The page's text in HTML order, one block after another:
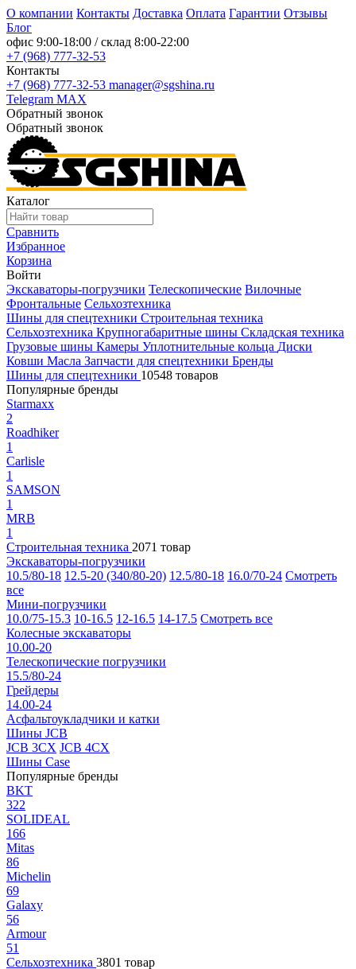
О компании Контакты Доставка Оплата Гарантии Отзывы
Блог
офис 9:00-18:00 / склад 8:00-22:00
+7 (968) 777-32-53
Контакты
+7 (968) 777-32-53 manager@sgshina.ru
Telegram MAX
Обратный звонок
Обратный звонок
Каталог
Сравнить
Избранное
Корзина
Войти
Экскаваторы-погрузчики Телескопические Вилочные
Фронтальные Сельхозтехника
Шины для спецтехники Строительная техника
Сельхозтехника Крупногабаритные шины Складская техника
Грузовые шины Камеры Уплотнительные кольца Диски
Ковши Масла Запчасти для спецтехники Бренды
Шины для спецтехники 10548 товаров
Популярные бренды
Starmaxx
2
Roadhiker
1
Carlisle
1
SAMSON
1
MRB
1
Строительная техника 2071 товар
Экскаваторы-погрузчики
10.5/80-18 12.5-20 (340/80-20) 12.5/80-18 16.0/70-24 Смотреть
все
Мини-погрузчики
10.0/75-15.3 10-16.5 12-16.5 14-17.5 Смотреть все
Колесные экскаваторы
10.00-20
Телескопические погрузчики
15.5/80-24
Грейдеры
14.00-24
Асфальтоукладчики и катки
Шины JCB
JCB 3CX JCB 4CX
Шины Case
Популярные бренды
BKT
322
SOLIDEAL
166
Mitas
86
Michelin
69
Galaxy
56
Armour
51
Сельхозтехника 3801 товар